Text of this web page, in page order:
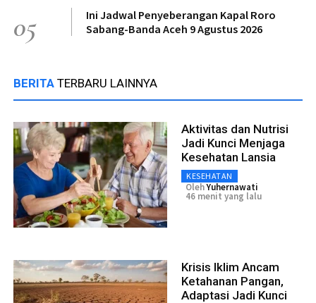
05
Ini Jadwal Penyeberangan Kapal Roro
Sabang-Banda Aceh 9 Agustus 2026
BERITA TERBARU LAINNYA
Aktivitas dan Nutrisi
Jadi Kunci Menjaga
Kesehatan Lansia
KESEHATAN
OlehYuhernawati
46 menit yang lalu
Krisis Iklim Ancam
Ketahanan Pangan,
Adaptasi Jadi Kunci